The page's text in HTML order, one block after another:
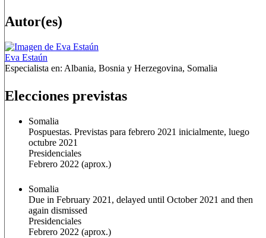
Autor(es)
Eva Estaún
Especialista en: Albania, Bosnia y Herzegovina, Somalia
Elecciones previstas
Somalia
Pospuestas. Previstas para febrero 2021 inicialmente, luego
octubre 2021
Presidenciales
Febrero 2022 (aprox.)
Somalia
Due in February 2021, delayed until October 2021 and then
again dismissed
Presidenciales
Febrero 2022 (aprox.)